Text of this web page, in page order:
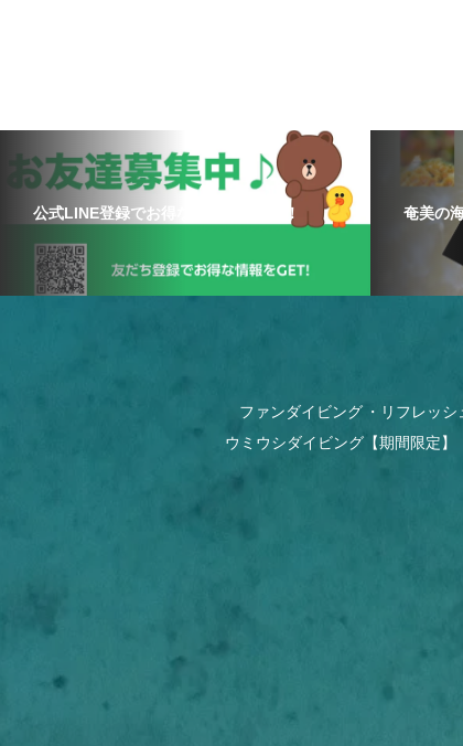
公式LINE登録でお得な情報をゲット！ 奄美の
ファンダイビング リフレッ
ウミウシダイビング【期間限定】